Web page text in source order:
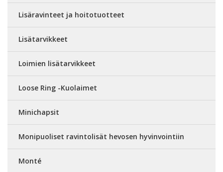
Lisäravinteet ja hoitotuotteet
Lisätarvikkeet
Loimien lisätarvikkeet
Loose Ring -Kuolaimet
Minichapsit
Monipuoliset ravintolisät hevosen hyvinvointiin
Monté